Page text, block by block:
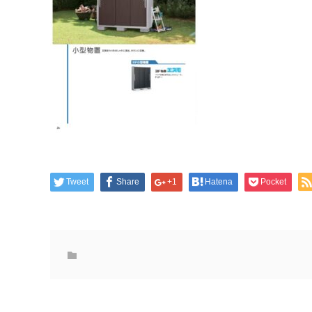
Tweet Share +1 Hatena Pocket